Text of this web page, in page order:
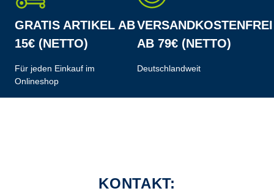
GRATIS ARTIKEL AB
15€ (NETTO)
Für jeden Einkauf im
Onlineshop
VERSANDKOSTENFREI
AB 79€ (NETTO)
Deutschlandweit
KONTAKT: